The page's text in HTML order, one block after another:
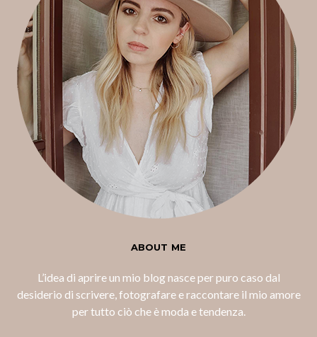
ABOUT ME
L’idea di aprire un mio blog nasce per puro caso dal
desiderio di scrivere, fotografare e raccontare il mio amore
per tutto ciò che è moda e tendenza.